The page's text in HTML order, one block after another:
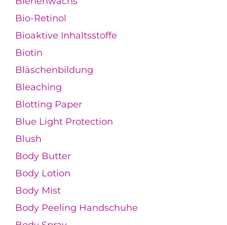
Bio-Retinol
Bioaktive Inhaltsstoffe
Biotin
Bläschenbildung
Bleaching
Blotting Paper
Blue Light Protection
Blush
Body Butter
Body Lotion
Body Mist
Body Peeling Handschuhe